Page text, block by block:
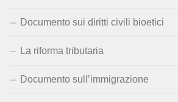
Documento sui diritti civili bioetici
La riforma tributaria
Documento sull’immigrazione